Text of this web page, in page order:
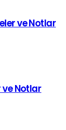
ve Notlar
ve Notlar